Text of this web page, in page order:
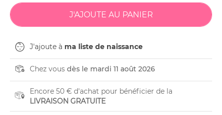
J'ajoute à ma liste de naissance
Chez vous dès le mardi 11 août 2026
Encore 50 € d'achat pour bénéficier de la
LIVRAISON GRATUITE